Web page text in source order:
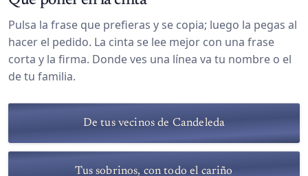
Pulsa la frase que prefieras y se copia; luego la pegas al
hacer el pedido. La cinta se lee mejor con una frase
corta y la firma. Donde ves una línea va tu nombre o el
de tu familia.
De tus vecinos de Candeleda
Tus sobrinos, con todo el cariño